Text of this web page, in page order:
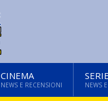
CINEMA
NEWS E RECENSIONI NEWS